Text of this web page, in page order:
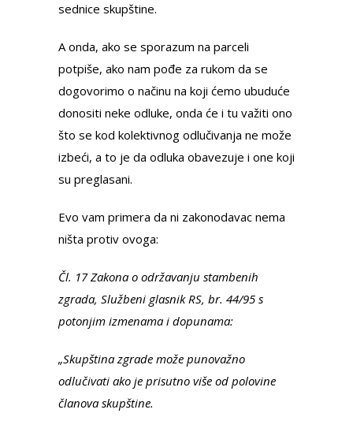
sednice skupštine.
A onda, ako se sporazum na parceli
potpiše, ako nam pođe za rukom da se
dogovorimo o načinu na koji ćemo ubuduće
donositi neke odluke, onda će i tu važiti ono
što se kod kolektivnog odlučivanja ne može
izbeći, a to je da odluka obavezuje i one koji
su preglasani.
Evo vam primera da ni zakonodavac nema
ništa protiv ovoga:
Čl. 17 Zakona o održavanju stambenih
zgrada, Službeni glasnik RS, br. 44/95 s
potonjim izmenama i dopunama:
„Skupština zgrade može punovažno
odlučivati ako je prisutno više od polovine
članova skupštine.